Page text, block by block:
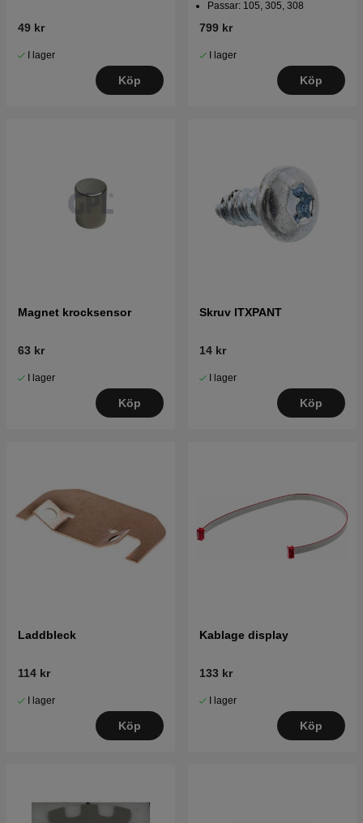
49 kr
I lager
Köp
Passar: 105, 305, 308
799 kr
I lager
Köp
Magnet krocksensor
63 kr
I lager
Köp
Skruv ITXPANT
14 kr
I lager
Köp
Laddbleck
114 kr
I lager
Köp
Kablage display
133 kr
I lager
Köp